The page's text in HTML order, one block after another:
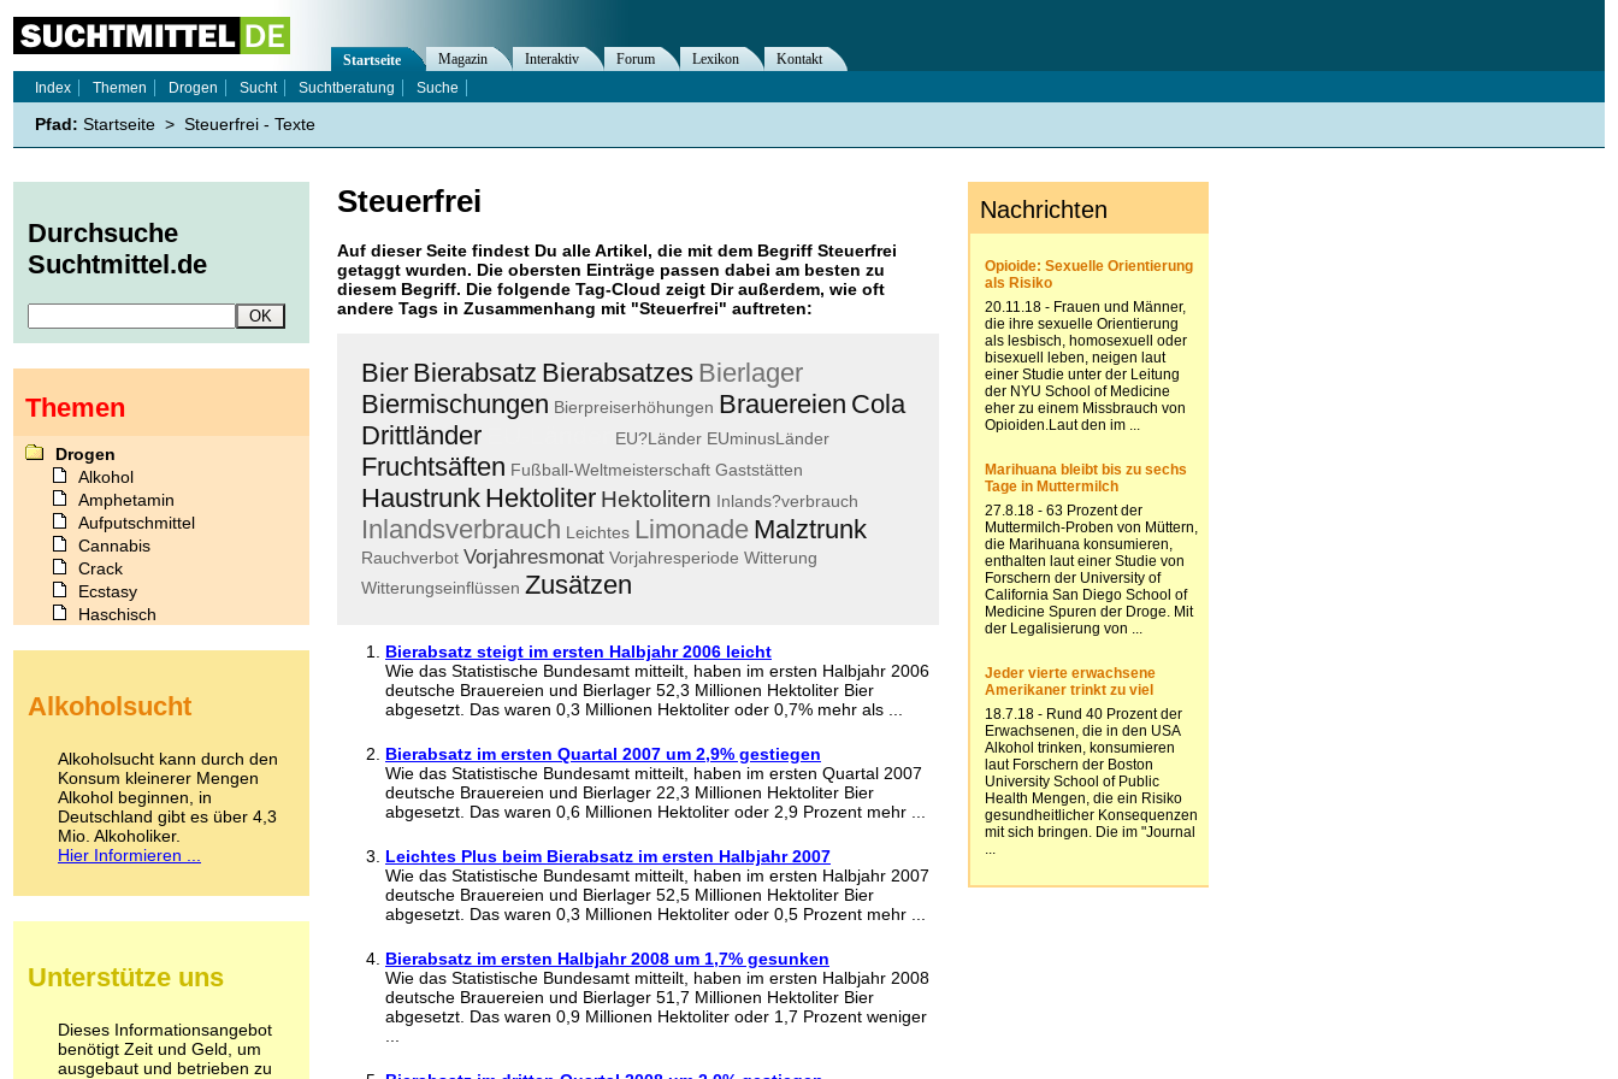
Steuerfrei
Auf dieser Seite findest Du alle Artikel, die mit dem Begriff Steuerfrei
getaggt wurden. Die obersten Einträge passen dabei am besten zu
diesem Begriff. Die folgende Tag-Cloud zeigt Dir außerdem, wie oft
andere Tags in Zusammenhang mit "Steuerfrei" auftreten:
Bier Bierabsatz Bierabsatzes Bierlager
Biermischungen Bierpreiserhöhungen Brauereien Cola
Drittländer
EU?Länder EUminusLänder
Fruchtsäften Fußball-Weltmeisterschaft Gaststätten
Haustrunk Hektoliter Hektolitern Inlands?verbrauch
Inlandsverbrauch Leichtes Limonade Malztrunk
Rauchverbot Vorjahresmonat Vorjahresperiode Witterung
Witterungseinflüssen Zusätzen
Bierabsatz steigt im ersten Halbjahr 2006 leicht
Wie das Statistische Bundesamt mitteilt, haben im ersten Halbjahr 2006
deutsche Brauereien und Bierlager 52,3 Millionen Hektoliter Bier
abgesetzt. Das waren 0,3 Millionen Hektoliter oder 0,7% mehr als ...
Bierabsatz im ersten Quartal 2007 um 2,9% gestiegen
Wie das Statistische Bundesamt mitteilt, haben im ersten Quartal 2007
deutsche Brauereien und Bierlager 22,3 Millionen Hektoliter Bier
abgesetzt. Das waren 0,6 Millionen Hektoliter oder 2,9 Prozent mehr ...
Leichtes Plus beim Bierabsatz im ersten Halbjahr 2007
Wie das Statistische Bundesamt mitteilt, haben im ersten Halbjahr 2007
deutsche Brauereien und Bierlager 52,5 Millionen Hektoliter Bier
abgesetzt. Das waren 0,3 Millionen Hektoliter oder 0,5 Prozent mehr ...
Bierabsatz im ersten Halbjahr 2008 um 1,7% gesunken
Wie das Statistische Bundesamt mitteilt, haben im ersten Halbjahr 2008
deutsche Brauereien und Bierlager 51,7 Millionen Hektoliter Bier
abgesetzt. Das waren 0,9 Millionen Hektoliter oder 1,7 Prozent weniger
Startseite Magazin Interaktiv Forum Lexikon
Kontakt
Index
Themen Drogen Sucht Suchtberatung Suche
Pfad: Startseite > Steuerfrei - Texte
Durchsuche
Suchtmittel.de
Themen
Drogen
Alkohol
Amphetamin
Aufputschmittel
Cannabis
Crack
Ecstasy
Haschisch
Kokain
LSD
Marihuana
Medikamente
Meskalin
Metamphetamin
Methadon
Pilze
Psychopharmaka
Schlafmittel
Schmerzmittel
Alkoholsucht
Alkoholsucht kann durch den
Konsum kleinerer Mengen
Alkohol beginnen, in
Deutschland gibt es über 4,3
Mio. Alkoholiker.
Hier Informieren ...
Unterstütze uns
Dieses Informationsangebot
benötigt Zeit und Geld, um
ausgebaut und betrieben zu